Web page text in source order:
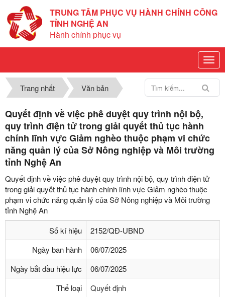
TRUNG TÂM PHỤC VỤ HÀNH CHÍNH CÔNG
TỈNH NGHỆ AN
Hành chính phục vụ
Trang nhất Văn bản
Quyết định về việc phê duyệt quy trình nội bộ,
quy trình điện tử trong giải quyết thủ tục hành
chính lĩnh vực Giảm nghèo thuộc phạm vi chức
năng quản lý của Sở Nông nghiệp và Môi trường
tỉnh Nghệ An
Quyết định về việc phê duyệt quy trình nội bộ, quy trình điện tử
trong giải quyết thủ tục hành chính lĩnh vực Giảm nghèo thuộc
phạm vi chức năng quản lý của Sở Nông nghiệp và Môi trường
tỉnh Nghệ An
Số kí hiệu
2152/QĐ-UBND
Ngày ban hành
06/07/2025
Ngày bắt đầu hiệu lực
06/07/2025
Thể loại
Quyết định